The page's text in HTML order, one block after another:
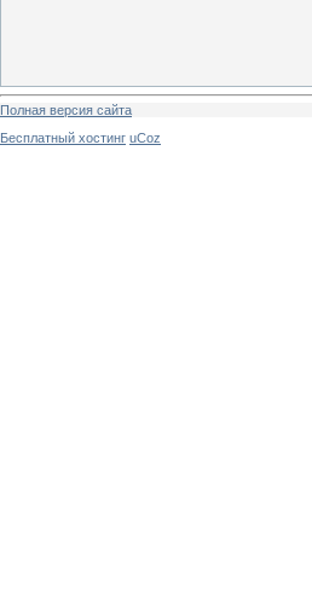
Полная версия сайта
Бесплатный хостинг uCoz